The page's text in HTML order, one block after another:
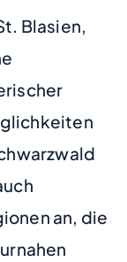
Blasien,
an, die